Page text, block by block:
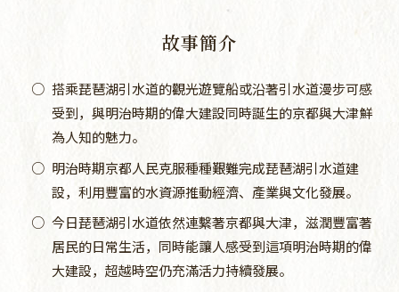
故事簡介
○ 搭乘琵琶湖引水道的觀光遊覽船或沿著引水道漫步可感
受到，與明治時期的偉大建設同時誕生的京都與大津鮮
為人知的魅力。
○ 明治時期京都人民克服種種艱難完成琵琶湖引水道建
設，利用豐富的水資源推動經濟、產業與文化發展。
○ 今日琵琶湖引水道依然連繫著京都與大津，滋潤豐富著
居民的日常生活，同時能讓人感受到這項明治時期的偉
大建設，超越時空仍充滿活力持續發展。